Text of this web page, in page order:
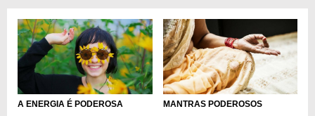
A ENERGIA É PODEROSA MANTRAS PODEROSOS